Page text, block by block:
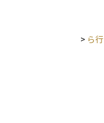
> ら行